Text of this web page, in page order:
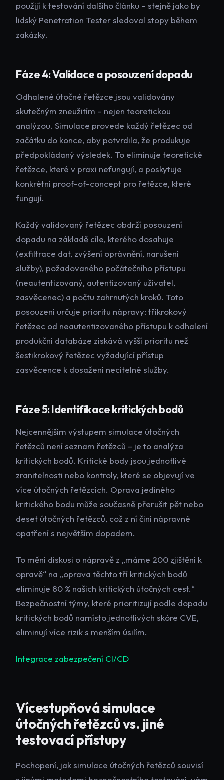
použijí k testování dalšího článku – stejně jako by
lidský Penetration Tester sledoval stopy během
zakázky.
Fáze 4: Validace a posouzení dopadu
Odhalené útočné řetězce jsou validovány
skutečným zneužitím – nejen teoretickou
analýzou. Simulace provede každý řetězec od
začátku do konce, aby potvrdila, že produkuje
předpokládaný výsledek. To eliminuje teoretické
řetězce, které v praxi nefungují, a poskytuje
konkrétní proof-of-concept pro řetězce, které
fungují.
Každý validovaný řetězec obdrží posouzení
dopadu na základě cíle, kterého dosahuje
(exfiltrace dat, zvýšení oprávnění, narušení
služby), požadovaného počátečního přístupu
(neautentizovaný, autentizovaný uživatel,
zasvěcenec) a počtu zahrnutých kroků. Toto
posouzení určuje prioritu nápravy: tříkrokový
řetězec od neautentizovaného přístupu k odhalení
produkční databáze získává vyšší prioritu než
šestikrokový řetězec vyžadující přístup
zasvěcence k dosažení necitelné služby.
Fáze 5: Identifikace kritických bodů
Nejcennějším výstupem simulace útočných
řetězců není seznam řetězců – je to analýza
kritických bodů. Kritické body jsou jednotlivé
zranitelnosti nebo kontroly, které se objevují ve
více útočných řetězcích. Oprava jediného
kritického bodu může současně přerušit pět nebo
deset útočných řetězců, což z ní činí nápravné
opatření s největším dopadem.
To mění diskusi o nápravě z „máme 200 zjištění k
opravě“ na „oprava těchto tří kritických bodů
eliminuje 80 % našich kritických útočných cest.“
Bezpečnostní týmy, které prioritizují podle dopadu
kritických bodů namísto jednotlivých skóre CVE,
eliminují více rizik s menším úsilím.
Integrace zabezpečení CI/CD
Vícestupňová simulace
útočných řetězců vs. jiné
testovací přístupy
Pochopení, jak simulace útočných řetězců souvisí